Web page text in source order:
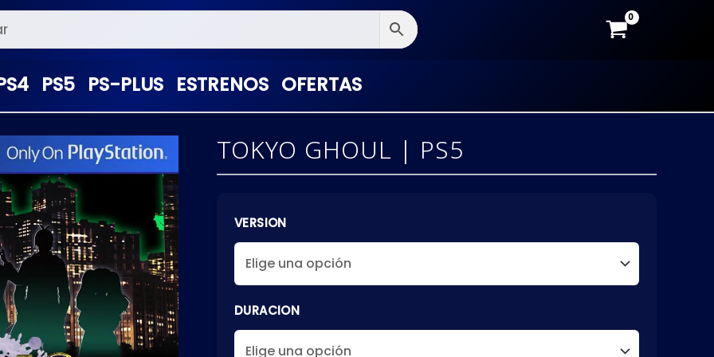
PS5 PS-PLUS ESTRENOS OFERTAS
TOKYO GHOUL | PS5
VERSION
DURACION